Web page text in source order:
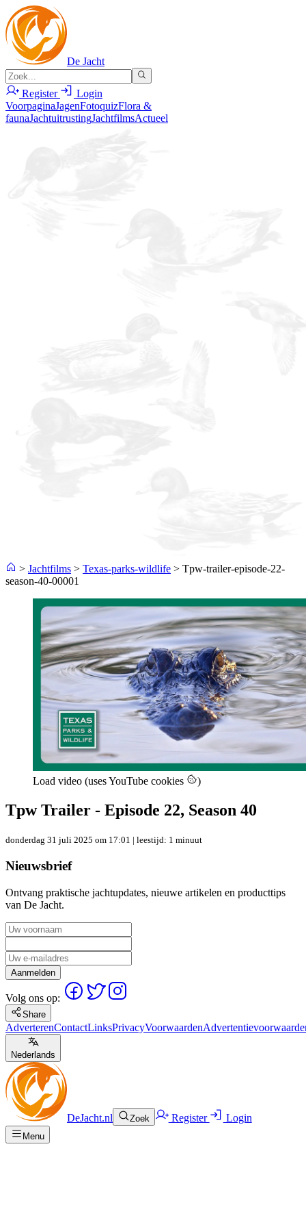
De Jacht
Register
Login
VoorpaginaJagenFotoquizFlora &
faunaJachtuitrustingJachtfilmsActueel
> Jachtfilms > Texas-parks-wildlife > Tpw-trailer-episode-22-
season-40-00001
Load video (uses YouTube cookies )
Tpw Trailer - Episode 22, Season 40
donderdag 31 juli 2025 om 17:01 | leestijd: 1 minuut
Nieuwsbrief
Ontvang praktische jachtupdates, nieuwe artikelen en producttips
van De Jacht.
Aanmelden
Volg ons op:
Share
AdverterenContactLinksPrivacyVoorwaarden
Nederlands
DeJacht.nl Zoek Register Login
Menu